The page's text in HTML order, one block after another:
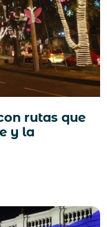
rutas que
y la